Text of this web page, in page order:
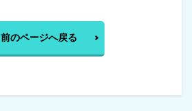
前のページへ戻る